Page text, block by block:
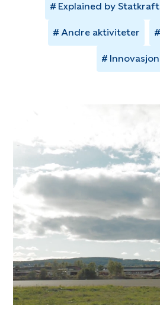
Explained by Statkraft
Andre aktiviteter
Innovasjon